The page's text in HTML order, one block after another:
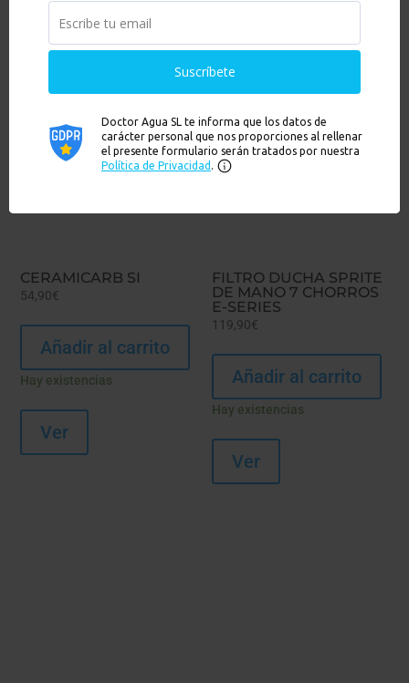
También te recomendamos…
CERAMICARB SI
54,90€
Añadir al carrito
Hay existencias
Ver
FILTRO DUCHA SPRITE
DE MANO 7 CHORROS
E-SERIES
119,90€
Añadir al carrito
Hay existencias
Ver